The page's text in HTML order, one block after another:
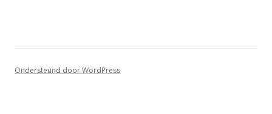
Ondersteund door WordPress